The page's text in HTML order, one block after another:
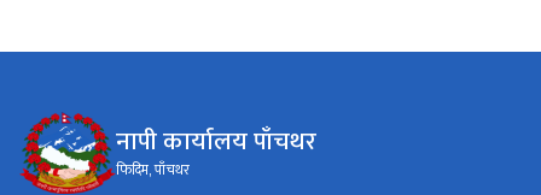
नापी कार्यालय पाँचथर
फिदिम, पाँचथर